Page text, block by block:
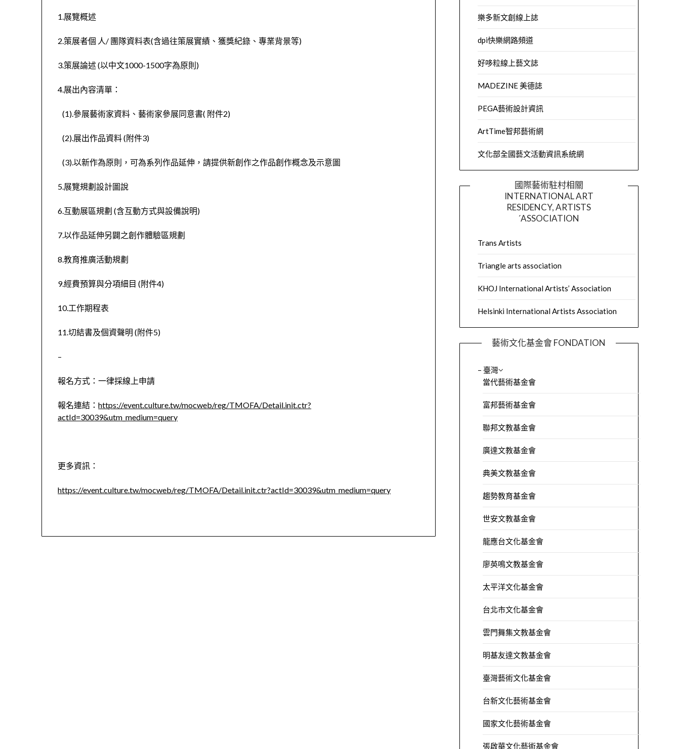
1.展覽概述
2.策展者個 人/ 團隊資料表(含過往策展實績、獲獎紀錄、專業背景等)
3.策展論述 (以中文1000-1500字為原則)
4.展出內容清單：
(1).參展藝術家資料、藝術家參展同意書( 附件2)
(2).展出作品資料 (附件3)
(3).以新作為原則，可為系列作品延伸，請提供新創作之作品創作概念及示意圖
5.展覽規劃設計圖說
6.互動展區規劃 (含互動方式與設備說明)
7.以作品延伸另闢之創作體驗區規劃
8.教育推廣活動規劃
9.經費預算與分項細目 (附件4)
10.工作期程表
11.切結書及個資聲明 (附件5)
–
報名方式：一律採線上申請
報名連結：https://event.culture.tw/mocweb/reg/TMOFA/Detail.init.ctr?
actId=30039&utm_medium=query
更多資訊：
https://event.culture.tw/mocweb/reg/TMOFA/Detail.init.ctr?actId=30039&utm_medium=query
樂多新文創線上誌
dpi快樂網路頻道
好哆粒線上藝文誌
MADEZINE 美德誌
PEGA藝術設計資訊
ArtTime智邦藝術網
文化部全國藝文活動資訊系統網
國際藝術駐村相關
INTERNATIONAL ART
RESIDENCY, ARTISTS
´ASSOCIATION
Trans Artists
Triangle arts association
KHOJ International Artists’ Association
Helsinki International Artists Association
藝術文化基金會 FONDATION
– 臺灣
當代藝術基金會
富邦藝術基金會
聯邦文教基金會
廣達文教基金會
典美文教基金會
趨勢教育基金會
世安文教基金會
龍應台文化基金會
廖英鳴文教基金會
太平洋文化基金會
台北市文化基金會
雲門舞集文教基金會
明基友達文教基金會
臺灣藝術文化基金會
台新文化藝術基金會
國家文化藝術基金會
張啟華文化藝術基金會